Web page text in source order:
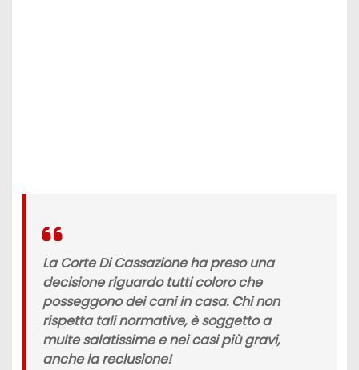
La Corte Di Cassazione ha preso una
decisione riguardo tutti coloro che
posseggono dei cani in casa. Chi non
rispetta tali normative, è soggetto a
multe salatissime e nei casi più gravi,
anche la reclusione!